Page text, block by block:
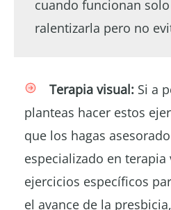
cuando funcionan
ralentizarla pero no
Terapia visual: Si a
planteas hacer estos
que los hagas
especializado en
ejercicios específicos
el avance de la